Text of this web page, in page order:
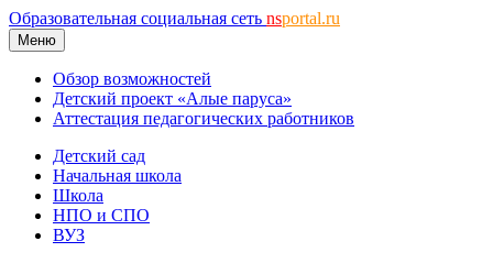
Образовательная социальная сеть nsportal.ru
Меню
Обзор возможностей
Детский проект «Алые паруса»
Аттестация педагогических работников
Детский сад
Начальная школа
Школа
НПО и СПО
ВУЗ